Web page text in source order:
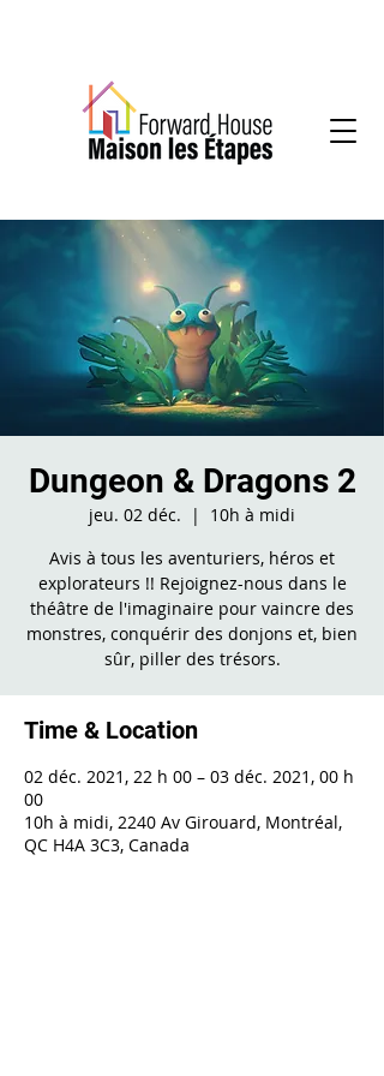
Dungeon & Dragons 2
jeu. 02 déc.
  |
10h à midi
Avis à tous les aventuriers, héros et
explorateurs !! Rejoignez-nous dans le
théâtre de l'imaginaire pour vaincre des
monstres, conquérir des donjons et, bien
sûr, piller des trésors.
Time & Location
02 déc. 2021, 22 h 00 – 03 déc. 2021, 00 h
00
10h à midi, 2240 Av Girouard, Montréal,
QC H4A 3C3, Canada